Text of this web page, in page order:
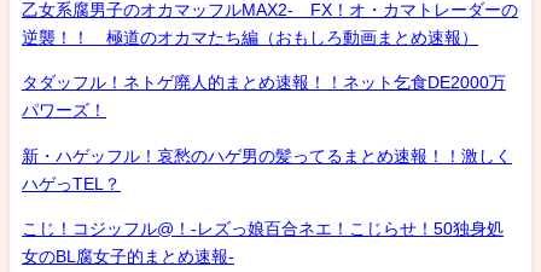
乙女系腐男子のオカマッフルMAX2- FX！オ・カマトレーダーの
逆襲！！ 極道のオカマたち編（おもしろ動画まとめ速報）
タダッフル！ネトゲ廃人的まとめ速報！！ネット乞食DE2000万
パワーズ！
新・ハゲッフル！哀愁のハゲ男の髪ってるまとめ速報！！激しく
ハゲっTEL？
こじ！コジッフル@！-レズっ娘百合ネエ！こじらせ！50独身処
女のBL腐女子的まとめ速報-